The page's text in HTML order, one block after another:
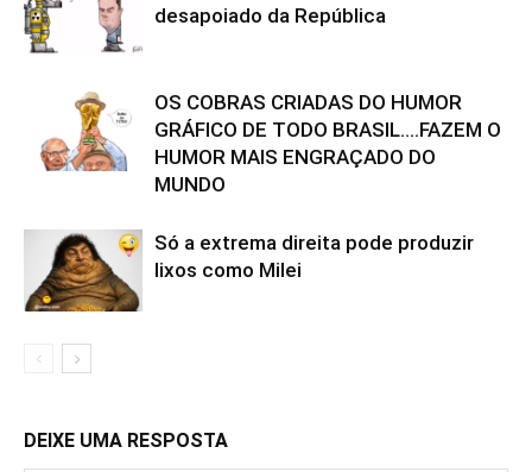
desapoiado da República
OS COBRAS CRIADAS DO HUMOR
GRÁFICO DE TODO BRASIL….FAZEM O
HUMOR MAIS ENGRAÇADO DO
MUNDO
Só a extrema direita pode produzir
lixos como Milei
DEIXE UMA RESPOSTA